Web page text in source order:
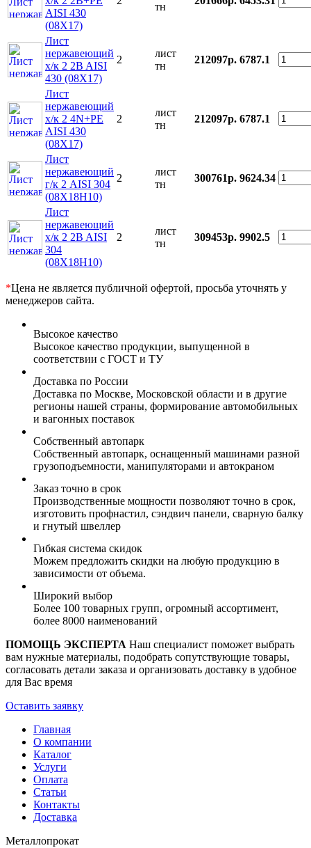
AISI 430
(08Х17)
тн
Лист
нержавеющий
х/к 2 2B AISI
430 (08Х17)
2
лист
тн
212097р. 6787.1
Лист
нержавеющий
х/к 2 4N+PE
AISI 430
(08Х17)
2
лист
тн
212097р. 6787.1
Лист
нержавеющий
г/к 2 AISI 304
(08Х18Н10)
2
лист
тн
300761р. 9624.34
Лист
нержавеющий
х/к 2 2B AISI
304
(08Х18Н10)
2
лист
тн
309453р. 9902.5
*Цена не является публичной офертой, просьба уточнять у
менеджеров сайта.
Высокое качество
Высокое качество продукции, выпущенной в
соответствии с ГОСТ и ТУ
Доставка по России
Доставка по Москве, Московской области и в другие
регионы нашей страны, формирование автомобильных
и вагонных поставок
Собственный автопарк
Собственный автопарк, оснащенный машинами разной
грузоподъемности, манипуляторами и автокраном
Заказ точно в срок
Производственные мощности позволяют точно в срок,
изготовить профнастил, сэндвич панели, сварную балку
и гнутый швеллер
Гибкая система скидок
Можем предложить скидки на любую продукцию в
зависимости от объема.
Широкий выбор
Более 100 товарных групп, огромный ассортимент,
более 8000 наименований
ПОМОЩЬ ЭКСПЕРТА Наш специалист поможет выбрать
вам нужные материалы, подобрать сопутствующие товары,
согласовать детали заказа и организовать доставку в удобное
для Вас время
Оставить заявку
Главная
О компании
Каталог
Услуги
Оплата
Статьи
Контакты
Доставка
Металлопрокат